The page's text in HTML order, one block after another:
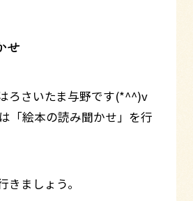
せ
ろさいたま与野です(*^^)v
「絵本の読み聞かせ」を行
きましょう。